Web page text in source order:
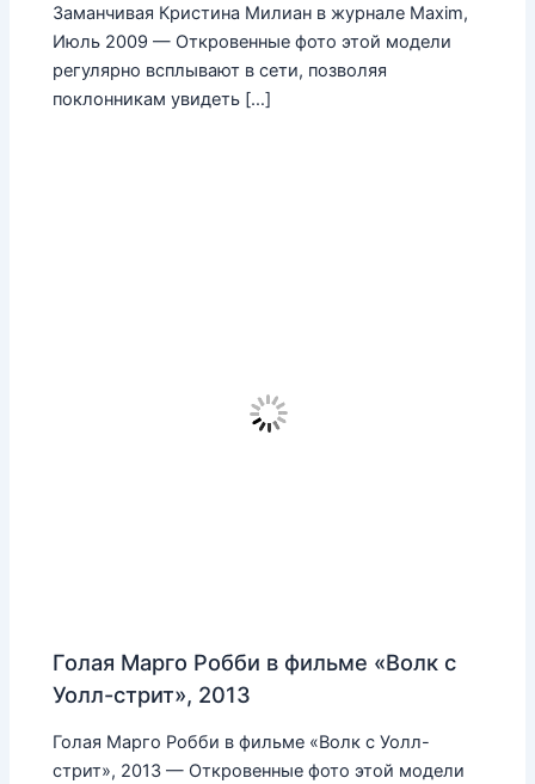
Заманчивая Кристина Милиан в журнале Maxim,
Июль 2009 — Откровенные фото этой модели
регулярно всплывают в сети, позволяя
поклонникам увидеть […]
Голая Марго Робби в фильме «Волк с
Уолл-стрит», 2013
Голая Марго Робби в фильме «Волк с Уолл-
стрит», 2013 — Откровенные фото этой модели